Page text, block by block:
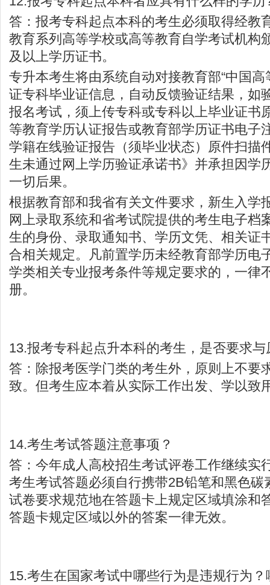
答：报考专科起点本科的考生必须取得经教
教育系列高等学校或高等教育自学考试机构
及以上学历证书。
专升本考生将由系统自动对接教育部“中国高
证专科毕业证信息，自动反馈验证结果，如
报名考试，须上传专科或专科以上毕业证书
等教育学历认证报告或教育部学历证书电子
学籍在线验证报告（须毕业状态）原件扫描
生未通过网上学历验证承诺书》并承担因学
一切后果。
根据教育部和我省有关文件要求，新生入学
网上录取系统和省考试院提供的考生电子档
生的身份、录取通知书、学历文凭、相关证
合相关规定。凡前置学历未经教育部学历电
学类相关专业报考条件等规定要求的，一律
册。
13.报考专科起点升本科的考生，是否要求
答：除报考医学门类的考生外，原则上不要
致。但考生应本着从实际工作出发、学以致
14.考生考试答题注意事项？
答：今年成人高校招生考试评卷工作继续实
考生考试答题必须自行携带2B铅笔和黑色碳
试卷要求规范地在答题卡上规定区域填涂和
答题卡规定区域以外的答案一律无效。
15.考生在国家考试中哪些行为是违规行为